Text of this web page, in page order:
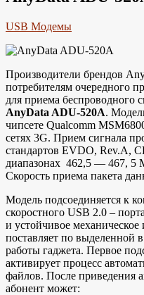
USB Модемы
Производители брендов
потребителям очередного
для приема беспроводного
AnyData ADU-520A.
чипсете Qualcomm
сетях 3G. Прием сигнала
стандартов EVDO, Rev.A,
диапазонах 462,5 — 467,
Скорость приема пакета
Модель подсоединяется к
скоростного USB 2.0 –
и устойчивое
поставляет по выделенной
работы гаджета. Первое
активирует процесс
файлов. После приведения
абонент может: